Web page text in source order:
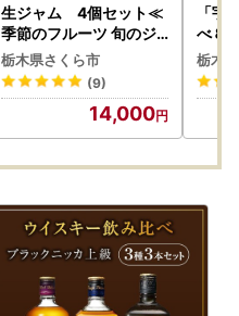
生ジャム 4個セット≪
季節のフルーツ 旬のジ
ャム フルーツジャム≫
栃木県さくら市
(9)
14,000
「宇
べ８
）≪
ザ 冷
ョー
栃木